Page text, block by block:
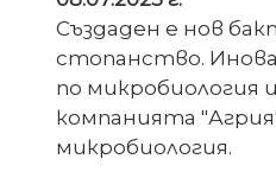
Създаден е нов
стопанство.
по микробиология
компанията
микробиология.